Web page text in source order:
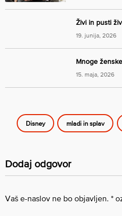
Živi in pusti
19. junija, 2026
Mnoge
15. maja, 2026
Disney mladi in splav
Dodaj odgovor
Vaš e-naslov ne bo objavljen. *